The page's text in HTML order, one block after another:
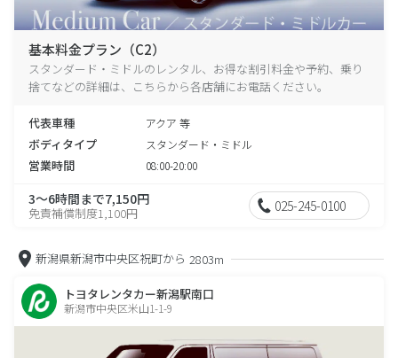
基本料金プラン（C2）
スタンダード・ミドルのレンタル、お得な割引料金や予約、乗り
捨てなどの詳細は、こちらから各店舗にお電話ください。
代表車種 アクア 等
ボディタイプ スタンダード・ミドル
営業時間 08:00-20:00
3～6時間まで7,150円
免責補償制度1,100円 025-245-0100
新潟県新潟市中央区祝町から 2803m
トヨタレンタカー新潟駅南口
新潟市中央区米山1-1-9